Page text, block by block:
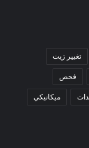
تغيير زيت
فحص
ميكانيكي